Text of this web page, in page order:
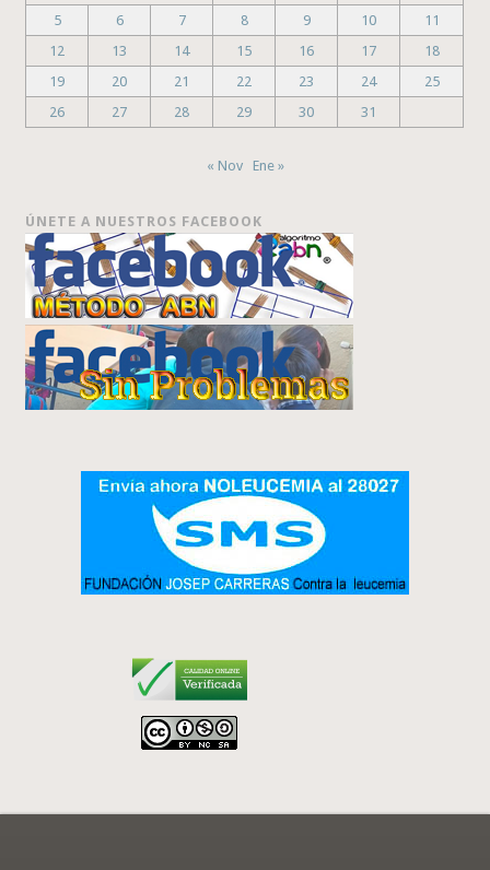
5
6 7 8 9 10
11
12
13 14 15 16 17
18
19
20 21 22 23 24
25
26
27 28 29 30 31
« Nov Ene »
ÚNETE A NUESTROS FACEBOOK